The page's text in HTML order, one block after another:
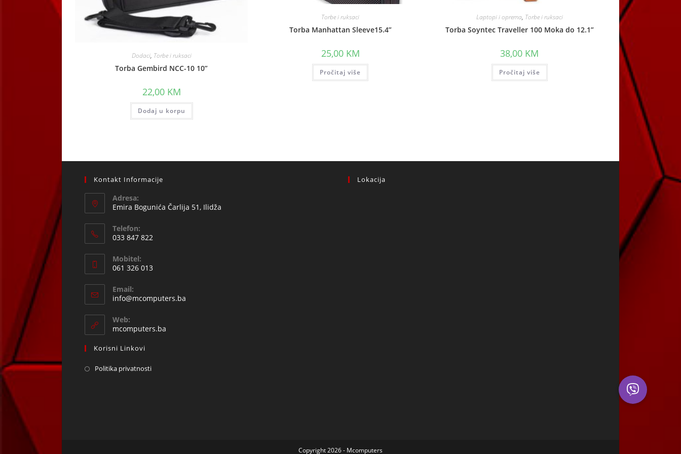
Dodaci, Torbe i ruksaci
Torba Gembird NCC-10 10”
22,00 KM
Dodaj u korpu
Torbe i ruksaci
Torba Manhattan Sleeve15.4”
25,00 KM
Pročitaj više
Laptopi i oprema, Torbe i ruksaci
Torba Soyntec Traveller 100 Moka do 12.1”
38,00 KM
Pročitaj više
Kontakt Informacije
Adresa:
Emira Bogunića Čarlija 51, Ilidža
Telefon:
033 847 822
in
your
application
Mobitel:
061 326 013
in
your
application
Email:
info@mcomputers.ba
Web:
mcomputers.ba
Korisni Linkovi
Politika privatnosti
Lokacija
Copyright 2026 - Mcomputers